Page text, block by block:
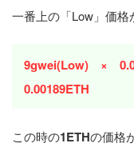
一番上の「Low」価
9gwei(Low) ×
0.00189ETH
この時の1ETHの価格